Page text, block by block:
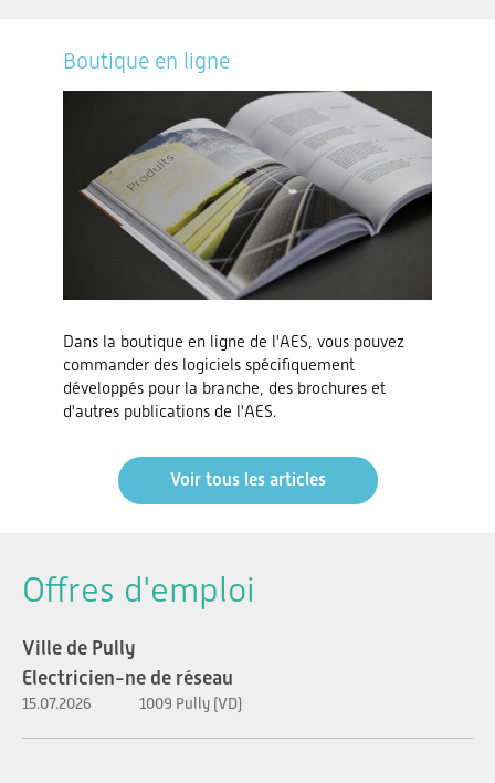
Boutique en ligne
Dans la boutique en ligne de l'AES, vous pouvez
commander des logiciels spécifiquement
développés pour la branche, des brochures et
d'autres publications de l'AES.
Voir tous les articles
Offres d'emploi
Ville de Pully
Electricien-ne de réseau
15.07.2026 1009 Pully (VD)